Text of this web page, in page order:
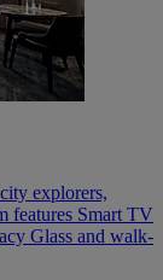
explorers,
features Smart TV
Glass and walk-